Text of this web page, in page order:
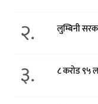
२. लुम्बिनी
३. ८ करोड ९५